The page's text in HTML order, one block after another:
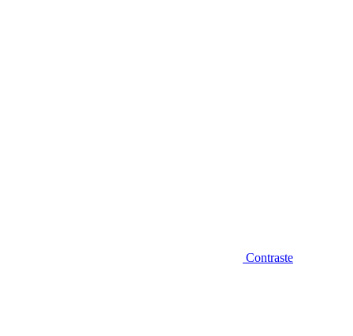
Contraste